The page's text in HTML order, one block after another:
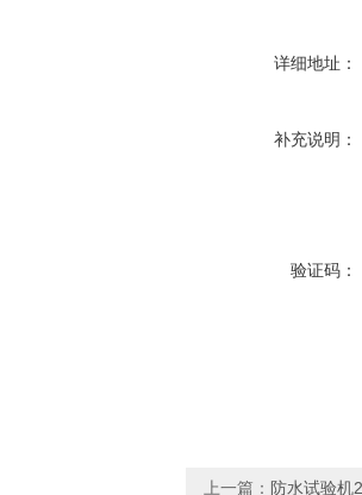
详细地址：
补充说明：
验证码：
上一篇： 防水试验机